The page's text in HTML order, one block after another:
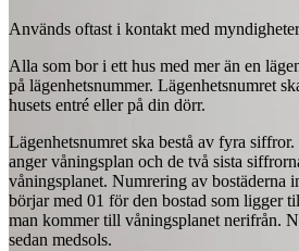
Används oftast i kontakt med
Alla som bor i ett hus med mer än en
på lägenhetsnummer. Lägenhetsnumret
husets entré eller på din dörr.
Lägenhetsnumret ska bestå av fyra
anger våningsplan och de två sista
våningsplanet. Numrering av bostäderna
börjar med 01 för den bostad som ligger
man kommer till våningsplanet nerifrån.
sedan medsols.